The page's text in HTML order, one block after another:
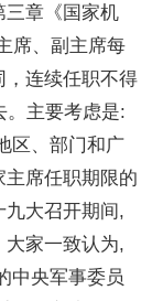
三章《国家机
席、副主席每
，连续任职不得
。主要考虑是:
区、部门和广
席任职期限的
九大召开期间,
大家一致认为,
中央军事委员